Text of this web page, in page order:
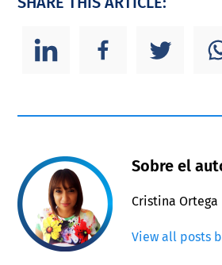
Sobre el
Cristina Ortega
View all posts